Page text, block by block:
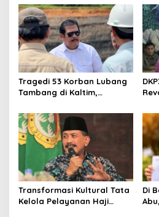
Korupsi dan Kemiskinan
Tragedi 53 Korban Lubang
Tambang di Kaltim,
Total Tata Kelola
Transformasi Kultural Tata
Kelola Pelayanan Haji
Di